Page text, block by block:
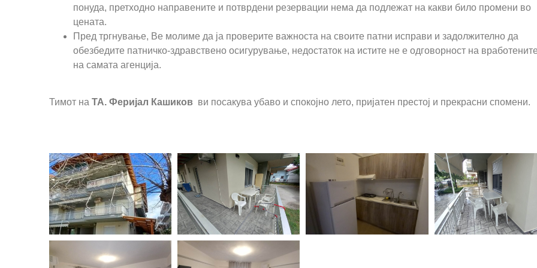
понуда, претходно направените и потврдени резервации нема да подлежат на какви било промени во
цената.
Пред тргнување, Ве молиме да ја проверите важноста на своите патни исправи и задолжително да
обезбедите патничко-здравствено осигурување, недостаток на истите не е одговорност на
на самата агенција.
Тимот на TA. Феријал Кашиков ви посакува убаво и спокојно лето, пријатен престој и прекрасни спомени.